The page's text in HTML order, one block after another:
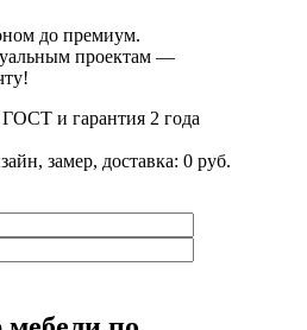
до премиум.
проектам —
ГОСТ и гарантия 2 года
замер, доставка: 0 руб.